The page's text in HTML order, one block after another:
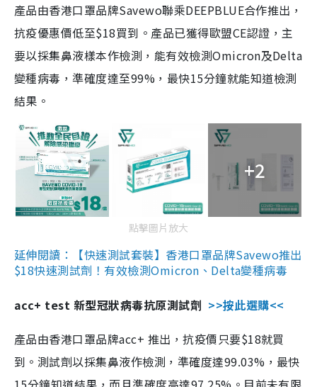
產品由香港口罩品牌Savewo聯乘DEEPBLUE合作推出，
抗疫優惠價低至$18買到。產品已獲得歐盟CE認證，主
要以採集鼻液樣本作檢測，能有效檢測Omicron及Delta
變種病毒，準確度達至99%，最快15分鐘就能知道檢測
結果。
+2
點擊圖片放大
延伸閱讀：【快速測試套裝】香港口罩品牌Savewo推出
$18快速測試劑！有效檢測Omicron、Delta變種病毒
acc+ test 新型冠狀病毒抗原測試劑 >>按此選購<<
產品由香港口罩品牌acc+ 推出，抗疫價只要$18就買
到。測試劑以採集鼻液作檢測，準確度達99.03%，最快